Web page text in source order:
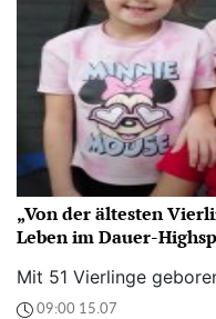
„Von der ältesten
Leben im Dauer-
Mit 51 Vierlinge
09:00 15.07